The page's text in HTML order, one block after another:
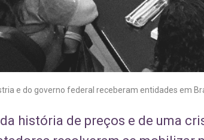
e do governo federal receberam entidades em
história de preços e de uma